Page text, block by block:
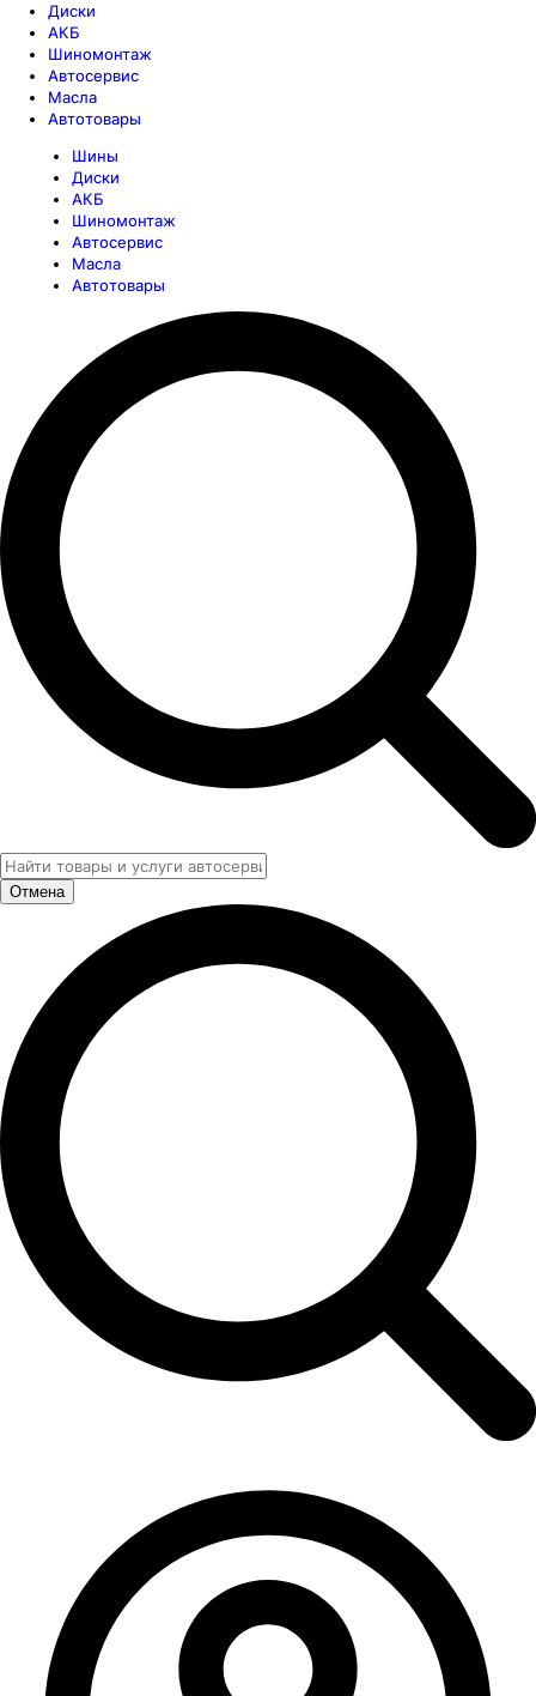
Диски
АКБ
Шиномонтаж
Автосервис
Масла
Автотовары
Шины
Диски
АКБ
Шиномонтаж
Автосервис
Масла
Автотовары
Отмена